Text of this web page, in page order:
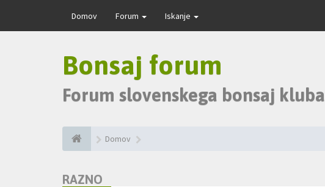
Domov Forum Iskanje
Bonsaj forum
Forum slovenskega bonsaj kluba
Domov
RAZNO